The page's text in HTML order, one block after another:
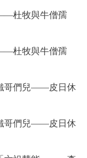
杜牧與牛僧孺
杜牧與牛僧孺
哥們兒——皮日休
哥們兒——皮日休